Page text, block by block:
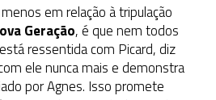
em relação à tripulação
Geração, é que nem todos
ressentida com Picard, diz
ele nunca mais e demonstra
por Agnes. Isso promete